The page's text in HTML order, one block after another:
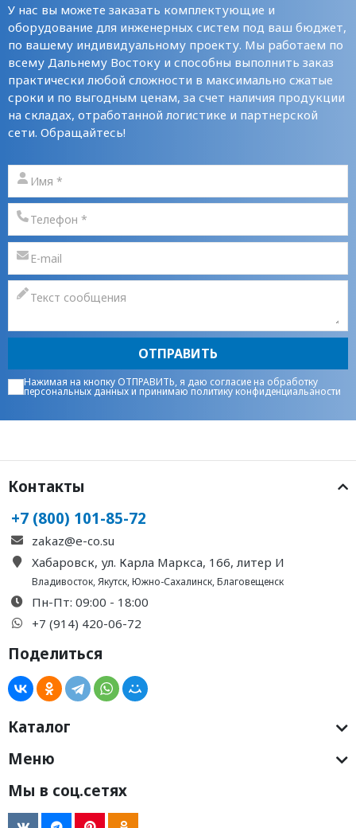
У нас вы можете заказать комплектующие и
оборудование для инженерных систем под ваш бюджет,
по вашему индивидуальному проекту. Мы работаем по
всему Дальнему Востоку и способны выполнить заказ
практически любой сложности в максимально сжатые
сроки и по выгодным ценам, за счет наличия продукции
на складах, отработанной логистике и партнерской
сети. Обращайтесь!
ОТПРАВИТЬ
Нажимая на кнопку ОТПРАВИТЬ, я даю согласие на обработку
персональных данныхи принимаюполитику конфиденциальаности
Контакты
+7 (800) 101-85-72
zakaz@e-co.su
Хабаровск, ул. Карла Маркса, 166, литер И
Владивосток,Якутск,Южно-Сахалинск,Благовещенск
Пн-Пт: 09:00 - 18:00
+7 (914) 420-06-72
Поделиться
Каталог
Меню
Мы в соц.сетях